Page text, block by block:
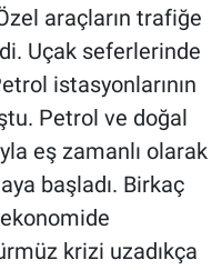
araçların trafiğe
Uçak seferlerinde
istasyonlarının
Petrol ve doğal
eş zamanlı olarak
başladı. Birkaç
krizi uzadıkça